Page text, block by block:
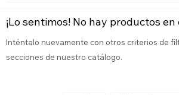
¡Lo sentimos! No hay productos en
Inténtalo nuevamente con otros criterios de
secciones de nuestro catálogo.